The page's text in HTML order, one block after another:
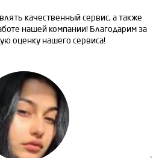
качественный сервис, а также
нашей компании! Благодарим за
оценку нашего сервиса!